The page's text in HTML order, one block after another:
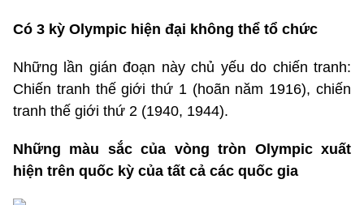
Có 3 kỳ Olympic hiện đại không thể tổ chức
Những lần gián đoạn này chủ yếu do chiến tranh:
Chiến tranh thế giới thứ 1 (hoãn năm 1916), chiến
tranh thế giới thứ 2 (1940, 1944).
Những màu sắc của vòng tròn Olympic xuất
hiện trên quốc kỳ của tất cả các quốc gia